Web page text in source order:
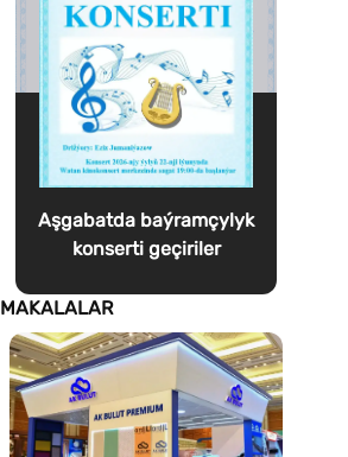
Aşgabatda baýramçylyk
konserti geçiriler
MAKALALAR